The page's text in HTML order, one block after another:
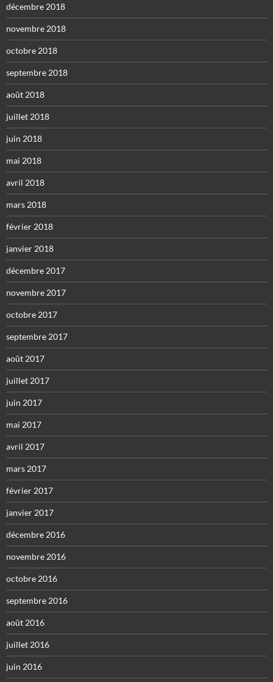
décembre 2018
novembre 2018
octobre 2018
septembre 2018
août 2018
juillet 2018
juin 2018
mai 2018
avril 2018
mars 2018
février 2018
janvier 2018
décembre 2017
novembre 2017
octobre 2017
septembre 2017
août 2017
juillet 2017
juin 2017
mai 2017
avril 2017
mars 2017
février 2017
janvier 2017
décembre 2016
novembre 2016
octobre 2016
septembre 2016
août 2016
juillet 2016
juin 2016